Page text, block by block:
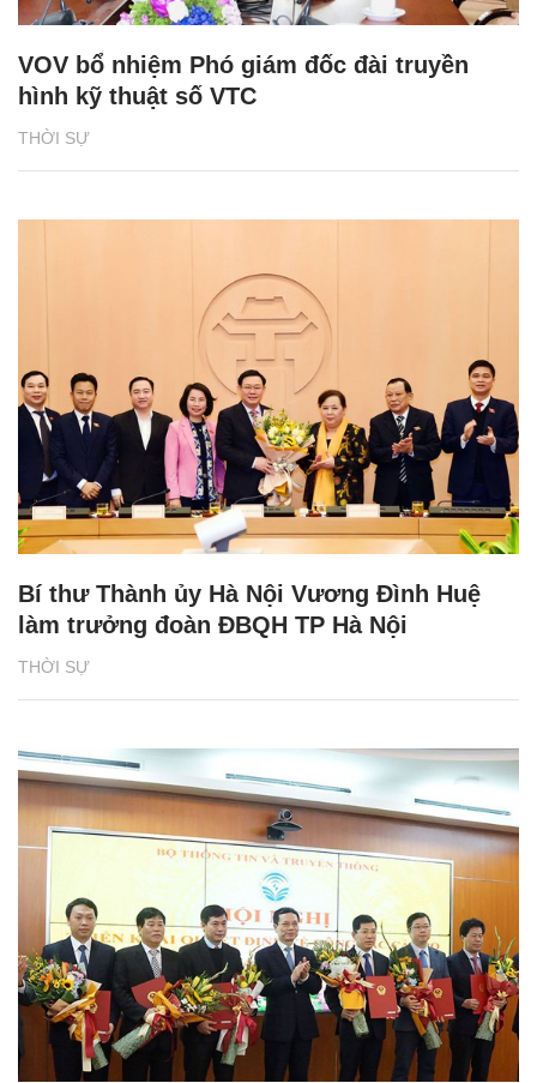
THỜI SỰ
VOV bổ nhiệm Phó giám đốc đài truyền
hình kỹ thuật số VTC
THỜI SỰ
Bí thư Thành ủy Hà Nội Vương Đình Huệ
làm trưởng đoàn ĐBQH TP Hà Nội